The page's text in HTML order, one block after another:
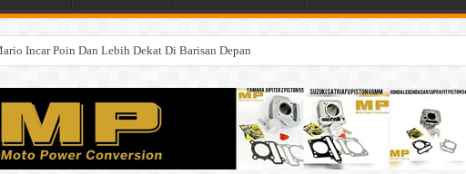
Incar Poin Dan Lebih Dekat Di Barisan Depan